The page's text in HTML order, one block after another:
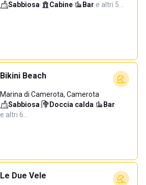
Sabbiosa· Cabine· Bar·e altri 5…
Bikini Beach
Marina di Camerota, Camerota
Sabbiosa· Doccia calda· Bar·
e altri 6…
Le Due Vele